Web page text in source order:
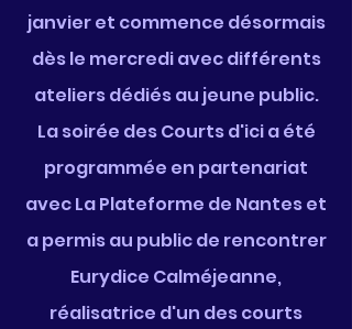
janvier et commence désormais
dès le mercredi avec différents
ateliers dédiés au jeune public.
La soirée des Courts d'ici a été
programmée en partenariat
avec La Plateforme de Nantes et
a permis au public de rencontrer
Eurydice Calméjeanne,
réalisatrice d'un des courts